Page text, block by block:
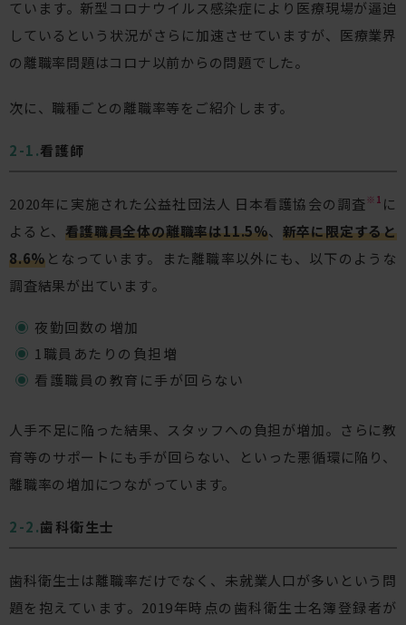
ています。新型コロナウイルス感染症により医療現場が逼迫
しているという状況がさらに加速させていますが、医療業界
の離職率問題はコロナ以前からの問題でした。
次に、職種ごとの離職率等をご紹介します。
看護師
2020年に実施された公益社団法人 日本看護協会の調査 ※1 に
よると、看護職員全体の離職率は11.5%、 新卒に限定すると
8.6%となっています。また離職率以外にも、以下のような
調査結果が出ています。
夜勤回数の増加
1職員あたりの負担増
看護職員の教育に手が回らない
人手不足に陥った結果、スタッフへの負担が増加。さらに教
育等のサポートにも手が回らない、といった悪循環に陥り、
離職率の増加につながっています。
歯科衛生士
歯科衛生士は離職率だけでなく、未就業人口が多いという問
題を抱えています。2019年時点の歯科衛生士名簿登録者が